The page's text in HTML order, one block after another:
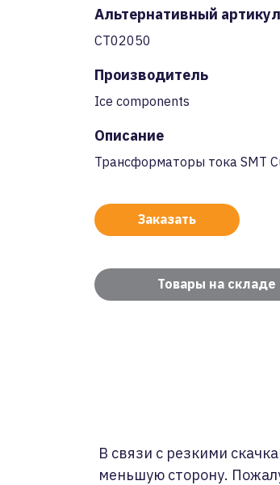
Альтернативный артикул
CT02050
Производитель
Ice components
Описание
Трансформаторы тока SMT
Заказать
Товары на складе
В связи с резкими
меньшую сторону.